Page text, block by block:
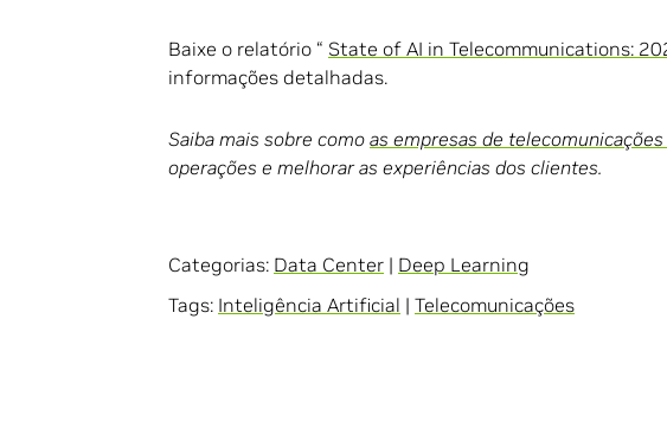
Baixe o relatório “ State of AI in Telecommunications:
informações detalhadas.
Saiba mais sobre como as empresas de
operações e melhorar as experiências dos clientes.
Categorias: Data Center | Deep Learning
Tags: Inteligência Artificial | Telecomunicações